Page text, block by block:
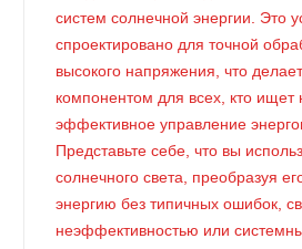
систем солнечной энергии. Это
спроектировано для точной
высокого напряжения, что
компонентом для всех, кто ищет
эффективное управление
Представьте себе, что вы
солнечного света, преобразуя
энергию без типичных ошибок,
неэффективностью или